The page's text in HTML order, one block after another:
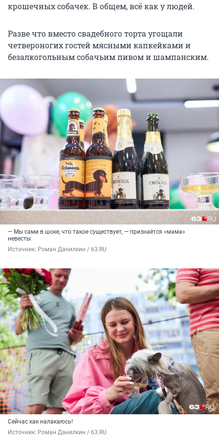
крошечных собачек. В общем, всё как у людей.
Разве что вместо свадебного торта угощали
четвероногих гостей мясными капкейками и
безалкогольным собачьим пивом и шампанским.
— Мы сами в шоке, что такое существует, — признаётся «мама»
невесты
Источник: Роман Данилкин / 63.RU
Сейчас как налакаюсь!
Источник: Роман Данилкин / 63.RU